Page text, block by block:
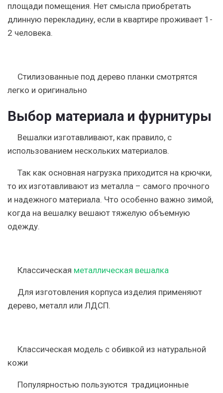
площади помещения. Нет смысла приобретать
длинную перекладину, если в квартире проживает 1-
2 человека.
Стилизованные под дерево планки смотрятся
легко и оригинально
Выбор материала и фурнитуры
Вешалки изготавливают, как правило, с
использованием нескольких материалов.
Так как основная нагрузка приходится на крючки,
то их изготавливают из металла – самого прочного
и надежного материала. Что особенно важно зимой,
когда на вешалку вешают тяжелую объемную
одежду.
Классическая металлическая вешалка
Для изготовления корпуса изделия применяют
дерево, металл или ЛДСП.
Классическая модель с обивкой из натуральной
кожи
Популярностью пользуются традиционные